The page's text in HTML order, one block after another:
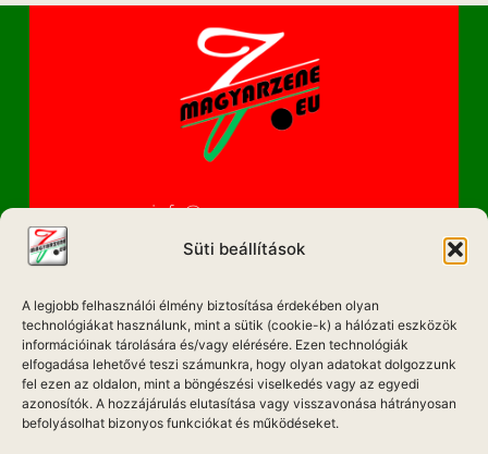
Süti beállítások
A legjobb felhasználói élmény biztosítása érdekében olyan
technológiákat használunk, mint a sütik (cookie-k) a hálózati eszközök
információinak tárolására és/vagy elérésére. Ezen technológiák
elfogadása lehetővé teszi számunkra, hogy olyan adatokat dolgozzunk
fel ezen az oldalon, mint a böngészési viselkedés vagy az egyedi
azonosítók. A hozzájárulás elutasítása vagy visszavonása hátrányosan
befolyásolhat bizonyos funkciókat és működéseket.
info@magyarzene.eu
IMPRESSZUM
ETIKAI KÓDEX
MÉDIA AJÁNLAT
ADATKEZELÉSI NYILATKOZAT